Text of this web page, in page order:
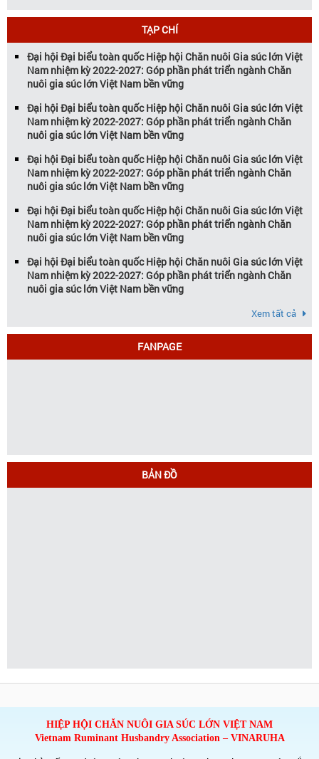
Vietstock đã khẳng định vị thế là triển […]
TẠP CHÍ
Đại hội Đại biểu toàn quốc Hiệp hội Chăn nuôi Gia súc lớn Việt
Nam nhiệm kỳ 2022-2027: Góp phần phát triển ngành Chăn
nuôi gia súc lớn Việt Nam bền vững
Đại hội Đại biểu toàn quốc Hiệp hội Chăn nuôi Gia súc lớn Việt
Nam nhiệm kỳ 2022-2027: Góp phần phát triển ngành Chăn
nuôi gia súc lớn Việt Nam bền vững
Đại hội Đại biểu toàn quốc Hiệp hội Chăn nuôi Gia súc lớn Việt
Nam nhiệm kỳ 2022-2027: Góp phần phát triển ngành Chăn
nuôi gia súc lớn Việt Nam bền vững
Đại hội Đại biểu toàn quốc Hiệp hội Chăn nuôi Gia súc lớn Việt
Nam nhiệm kỳ 2022-2027: Góp phần phát triển ngành Chăn
nuôi gia súc lớn Việt Nam bền vững
Đại hội Đại biểu toàn quốc Hiệp hội Chăn nuôi Gia súc lớn Việt
Nam nhiệm kỳ 2022-2027: Góp phần phát triển ngành Chăn
nuôi gia súc lớn Việt Nam bền vững
Xem tất cả
FANPAGE
BẢN ĐỒ
HIỆP HỘI CHĂN NUÔI GIA SÚC LỚN VIỆT NAM
Vietnam Ruminant Husbandry Association – VINARUHA